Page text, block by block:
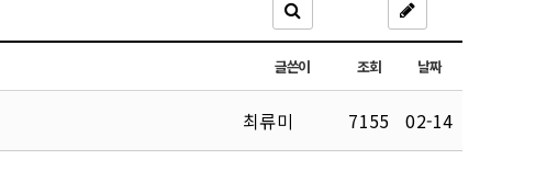
글쓴이 조회 날짜
최류미 7155 02-14